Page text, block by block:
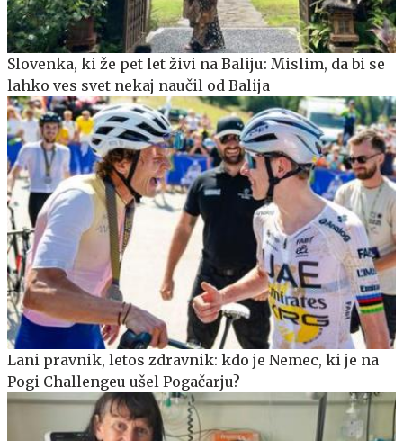
Slovenka, ki že pet let živi na Baliju: Mislim, da bi se
lahko ves svet nekaj naučil od Balija
Lani pravnik, letos zdravnik: kdo je Nemec, ki je na
Pogi Challengeu ušel Pogačarju?